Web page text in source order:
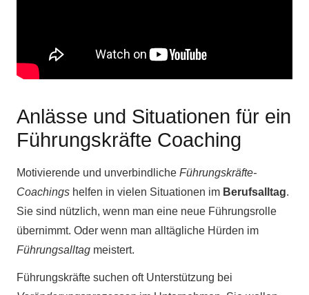
Anlässe und Situationen für ein
Führungskräfte Coaching
Motivierende und unverbindliche Führungskräfte-
Coachings helfen in vielen Situationen im Berufsalltag.
Sie sind nützlich, wenn man eine neue Führungsrolle
übernimmt. Oder wenn man alltägliche Hürden im
Führungsalltag meistert.
Führungskräfte suchen oft Unterstützung bei